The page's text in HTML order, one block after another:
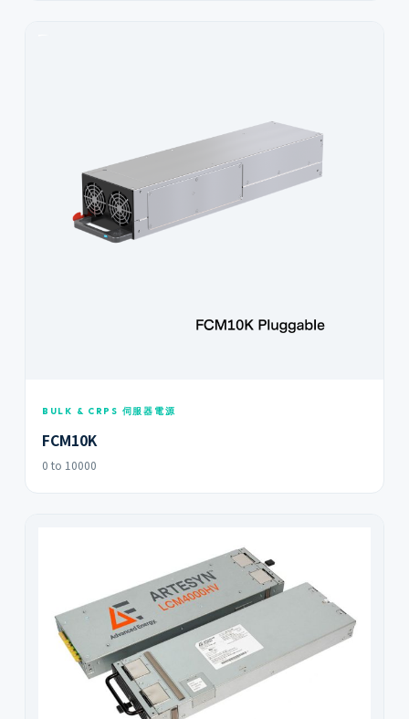
BULK & CRPS 伺服器電源
FCM10K
0 to 10000